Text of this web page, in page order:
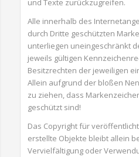
und Texte zurückzugreifen.
Alle innerhalb des
durch Dritte geschützten
unterliegen uneingeschränkt
jeweils gültigen
Besitzrechten der jeweiligen
Allein aufgrund der bloßen
zu ziehen, dass
geschützt sind!
Das Copyright für
erstellte Objekte bleibt allein
Vervielfältigung oder